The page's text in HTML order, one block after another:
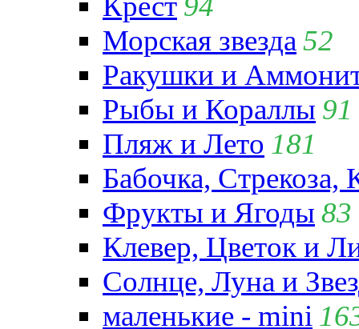
Морская звезда 52
Ракушки и
Рыбы и Кораллы 91
Пляж и Лето 181
Бабочка,
Фрукты и Ягоды 83
Клевер, Цветок и
Солнце, Луна и
маленькие - mini